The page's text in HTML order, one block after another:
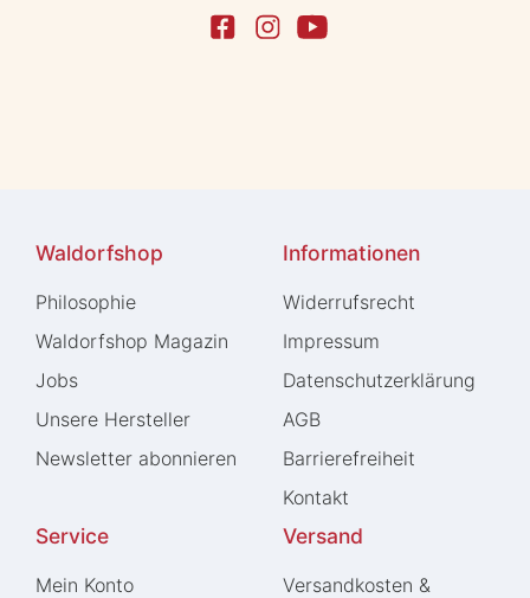
Waldorfshop
Philosophie
Waldorfshop Magazin
Jobs
Unsere Hersteller
Newsletter abonnieren
Informationen
Widerrufs­recht
Impressum
Daten­schutz­erklärung
AGB
Barrierefreiheit
Kontakt
Service
Mein Konto
Versand
Versandkosten &